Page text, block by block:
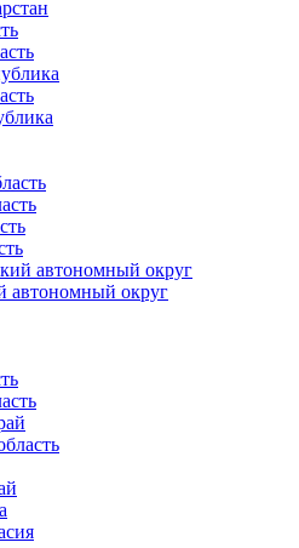
автономный округ
автономный округ